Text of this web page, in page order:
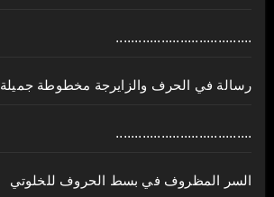
....................................
رسالة في الحرف والزايرجة مخطوطة جميلة
....................................
السر المظروف في بسط الحروف للخلوتي